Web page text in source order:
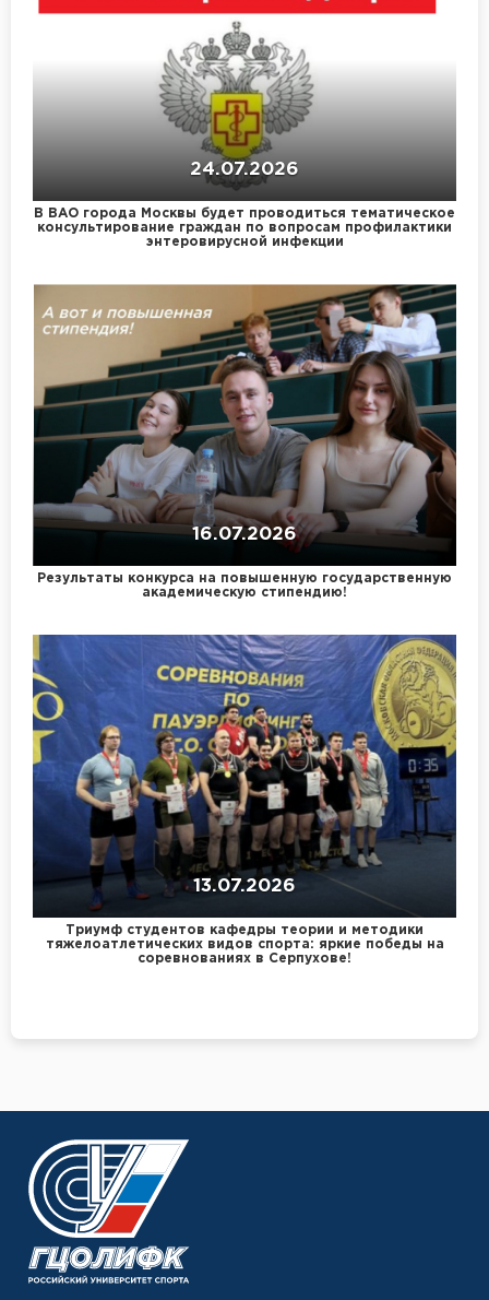
24.07.2026
В ВАО города Москвы будет проводиться тематическое
консультирование граждан по вопросам профилактики
энтеровирусной инфекции
16.07.2026
Результаты конкурса на повышенную государственную
академическую стипендию!
13.07.2026
Триумф студентов кафедры теории и методики
тяжелоатлетических видов спорта: яркие победы на
соревнованиях в Серпухове!